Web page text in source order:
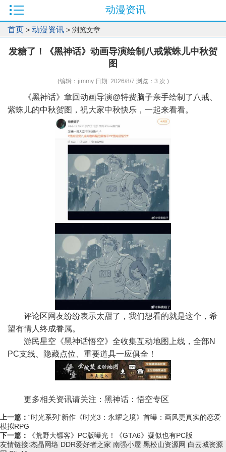
动漫资讯
首页 > 动漫资讯 > 浏览文章
发糖了！《黑神话》动画导演绘制八戒紫蛛儿中秋贺
图
(编辑：jimmy 日期: 2026/8/7 浏览：3 次 )
《黑神话》章回动画导演@特费脑子亲手绘制了八戒、
紫蛛儿的中秋贺图，祝大家中秋快乐，一起来看看。
评论区网友纷纷表示太甜了，我们想看的就是这个，希
望有情人终成眷属。
游民星空《黑神话悟空》全收集互动地图上线，全部N
PC支线、隐藏点位、重要道具一应俱全！
更多相关资讯请关注：黑神话：悟空专区
上一篇： “时光系列”新作《时光3：永耀之境》首曝：画风更真实的恋爱
模拟RPG
下一篇：
《荒野大镖客》PC版曝光！《GTA6》疑似也有PC版
友情链接:杰晶网络 DDR爱好者之家 南强小屋 黑松山资源网 白云城资源